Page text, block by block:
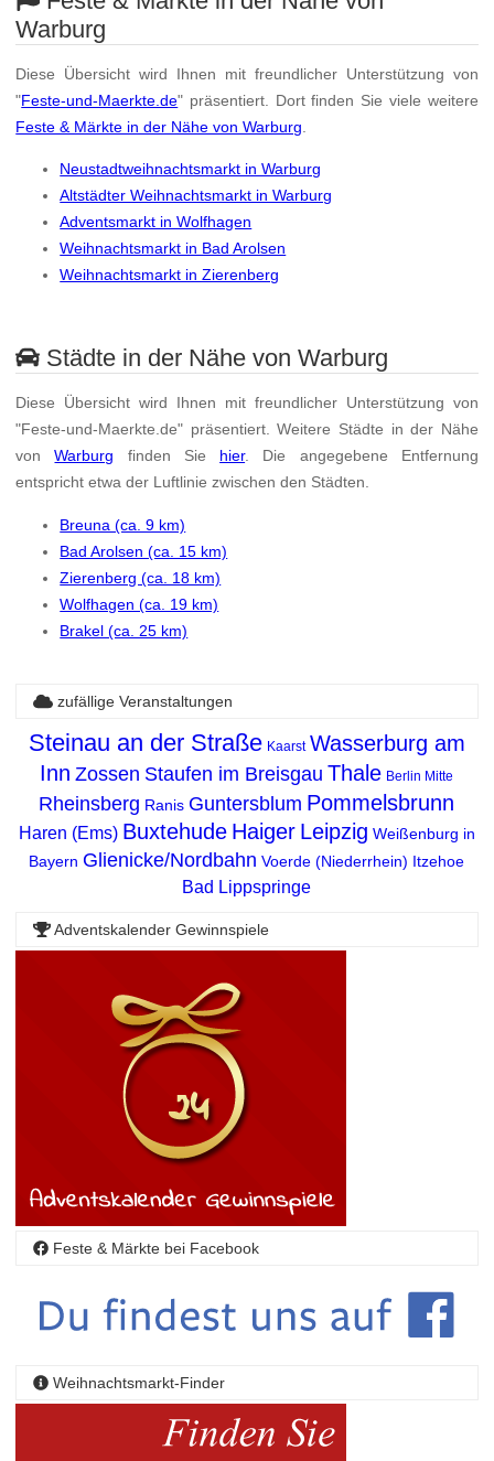
Warburg
Diese Übersicht wird Ihnen mit freundlicher Unterstützung von
"Feste-und-Maerkte.de" präsentiert. Dort finden Sie viele weitere
Feste & Märkte in der Nähe von Warburg
Neustadtweihnachtsmarkt in Warburg
Altstädter Weihnachtsmarkt in Warburg
Adventsmarkt in Wolfhagen
Weihnachtsmarkt in Bad Arolsen
Weihnachtsmarkt in Zierenberg
Städte in der Nähe von Warburg
Diese Übersicht wird Ihnen mit freundlicher Unterstützung von
"Feste-und-Maerkte.de" präsentiert. Weitere Städte in der Nähe
vonWarburg finden Sie hier. Die angegebene Entfernung
entspricht etwa der Luftlinie zwischen den Städten.
Breuna (ca. 9 km)
Bad Arolsen (ca. 15 km)
Zierenberg (ca. 18 km)
Wolfhagen (ca. 19 km)
Brakel (ca. 25 km)
zufällige Veranstaltungen
Steinau an der Straße Kaarst Wasserburg am
Inn Zossen Staufen im Breisgau Thale Berlin Mitte
Rheinsberg Ranis Guntersblum Pommelsbrunn
Haren (Ems) Buxtehude Haiger Leipzig Weißenburg in
Bayern Glienicke/Nordbahn Voerde (Niederrhein) Itzehoe
Bad Lippspringe
Adventskalender Gewinnspiele
Feste & Märkte bei Facebook
Weihnachtsmarkt-Finder